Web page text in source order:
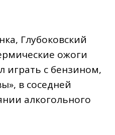
Глубоковский
ожоги
играть с бензином,
в соседней
алкогольного